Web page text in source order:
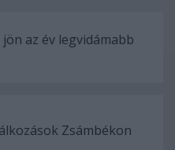
az év legvidámabb
Zsámbékon